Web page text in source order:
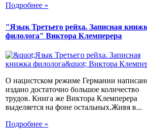
Подробнее »
"Язык Третьего рейха. Записная
филолога" Виктора Клемперера
О нацистском режиме Германии
издано достаточно большое количество
трудов. Книга же Виктора Клемперера
выделяется на фоне остальных.Живя в...
Подробнее »